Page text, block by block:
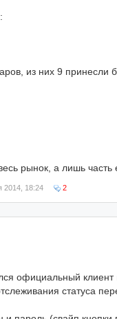
из них 9 принесли
рынок, а лишь часть
2014, 18:24 2
официальный
статуса